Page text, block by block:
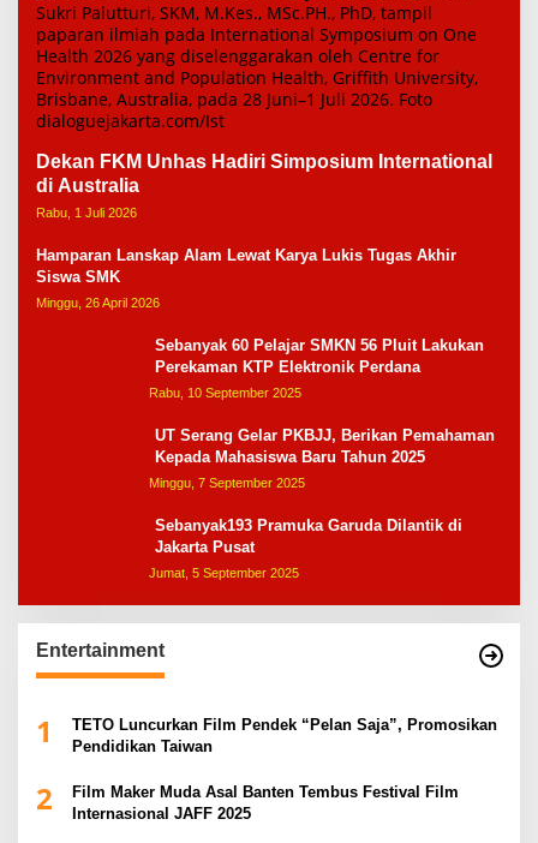
Dekan FKM Unhas Hadiri Simposium International
di Australia
Rabu, 1 Juli 2026
Hamparan Lanskap Alam Lewat Karya Lukis Tugas Akhir
Siswa SMK
Minggu, 26 April 2026
Sebanyak 60 Pelajar SMKN 56 Pluit Lakukan
Perekaman KTP Elektronik Perdana
Rabu, 10 September 2025
UT Serang Gelar PKBJJ, Berikan Pemahaman
Kepada Mahasiswa Baru Tahun 2025
Minggu, 7 September 2025
Sebanyak193 Pramuka Garuda Dilantik di
Jakarta Pusat
Jumat, 5 September 2025
Entertainment
1
TETO Luncurkan Film Pendek “Pelan Saja”, Promosikan
Pendidikan Taiwan
2
Film Maker Muda Asal Banten Tembus Festival Film
Internasional JAFF 2025